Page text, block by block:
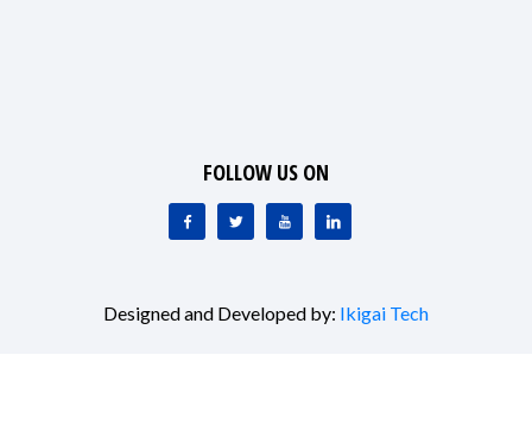
FOLLOW US ON
Designed and Developed by: Ikigai Tech